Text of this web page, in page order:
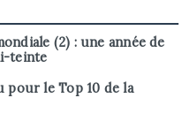
(2) : une année de
teinte
pour le Top 10 de la